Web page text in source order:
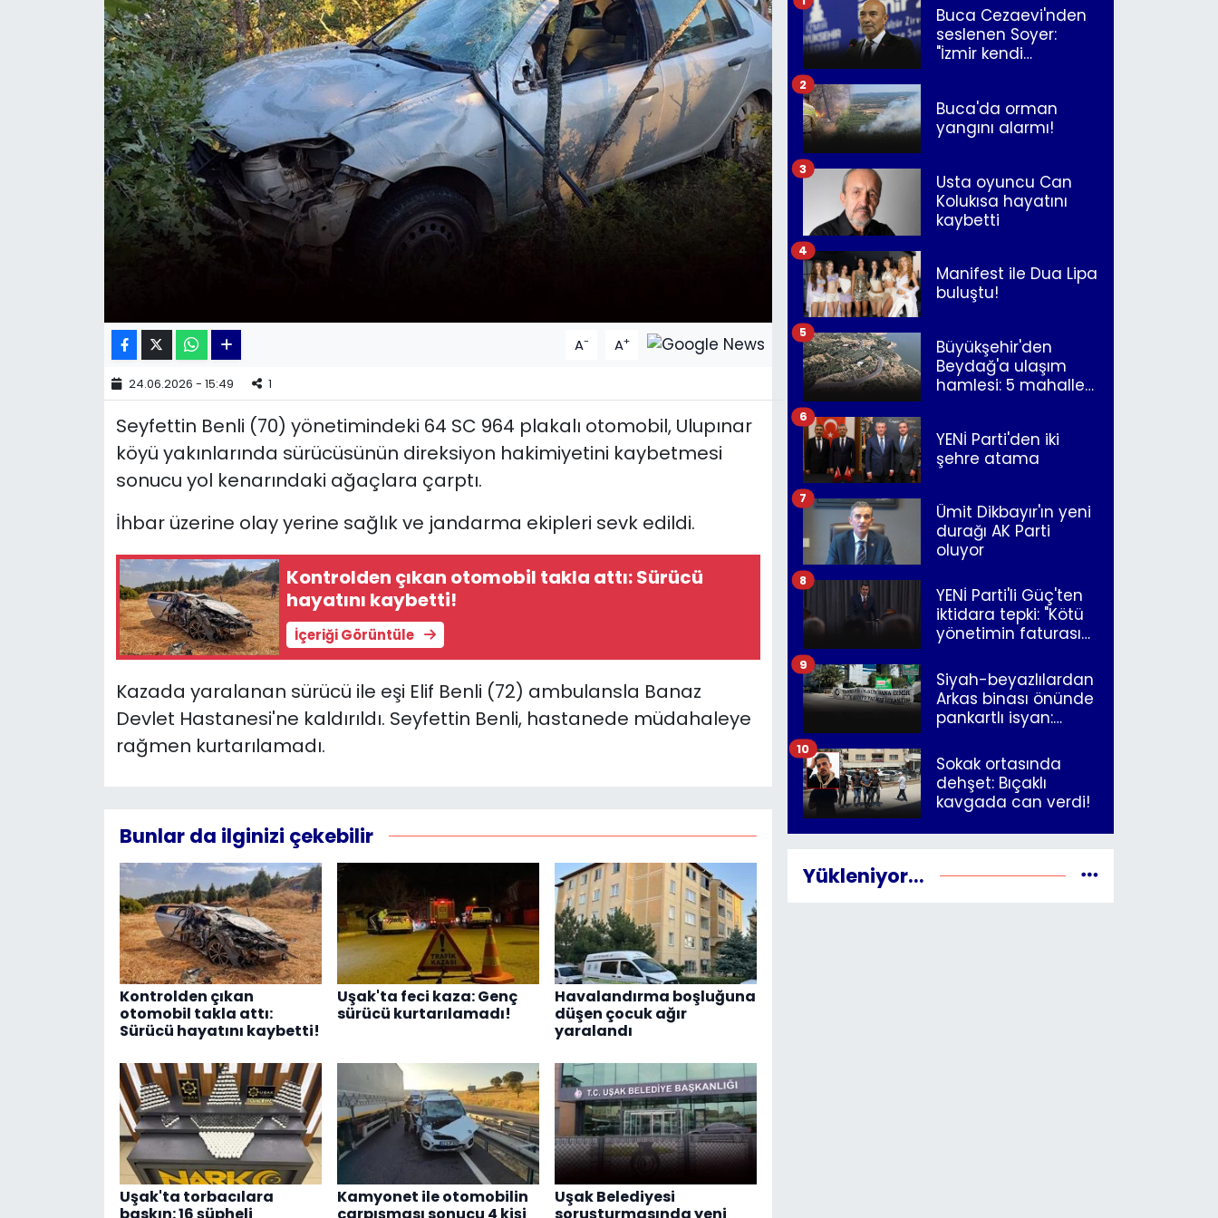
A- A+
24.06.2026 - 15:49 1
Seyfettin Benli (70) yönetimindeki 64 SC 964 plakalı otomobil, Ulupınar
köyü yakınlarında sürücüsünün direksiyon hakimiyetini kaybetmesi
sonucu yol kenarındaki ağaçlara çarptı.
İhbar üzerine olay yerine sağlık ve jandarma ekipleri sevk edildi.
Kontrolden çıkan otomobil takla attı: Sürücü
hayatını kaybetti!
İçeriği Görüntüle
Kazada yaralanan sürücü ile eşi Elif Benli (72) ambulansla Banaz
Devlet Hastanesi'ne kaldırıldı. Seyfettin Benli, hastanede müdahaleye
rağmen kurtarılamadı.
Bunlar da ilginizi çekebilir
Kontrolden çıkan
otomobil takla attı:
Sürücü hayatını kaybetti!
Uşak'ta feci kaza: Genç
sürücü kurtarılamadı!
Havalandırma boşluğuna
düşen çocuk ağır
yaralandı
Uşak'ta torbacılara
Kamyonet ile otomobilin
Uşak Belediyesi
Buca Cezaevi'nden
seslenen Soyer:
"İzmir kendi
Buca'da orman
yangını alarmı!
2
Usta oyuncu Can
Kolukısa hayatını
kaybetti
3
Manifest ile Dua Lipa
buluştu!
4
Büyükşehir'den
Beydağ'a ulaşım
hamlesi: 5 mahalle
5
YENİ Parti'den iki
şehre atama
6
Ümit Dikbayır'ın yeni
durağı AK Parti
oluyor
7
YENİ Parti'li Güç'ten
iktidara tepki: "Kötü
yönetimin faturasını
8
Siyah-beyazlılardan
Arkas binası önünde
pankartlı isyan:
İzmir"
9
Sokak ortasında
dehşet: Bıçaklı
kavgada can verdi!
10
Yükleniyor...
KÜLTÜR SANAT
MAGAZİN
POLİTİKA
SAĞLIK
Siyaset
YEREL POLİTİKA
YEREL YÖNETİMLER